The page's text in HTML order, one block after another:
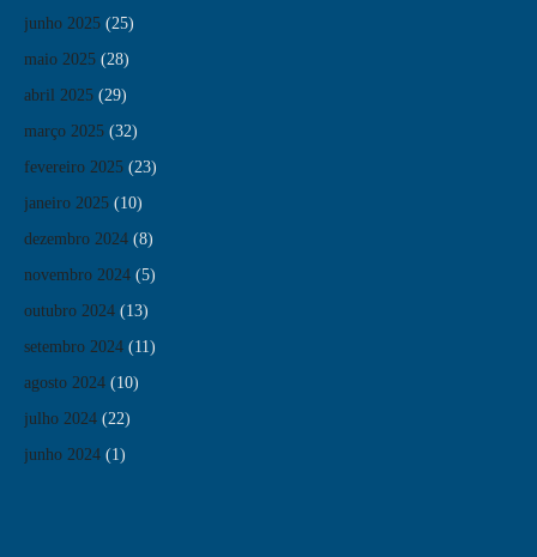
junho 2025 (25)
maio 2025 (28)
abril 2025 (29)
março 2025 (32)
fevereiro 2025 (23)
janeiro 2025 (10)
dezembro 2024 (8)
novembro 2024 (5)
outubro 2024 (13)
setembro 2024 (11)
agosto 2024 (10)
julho 2024 (22)
junho 2024 (1)